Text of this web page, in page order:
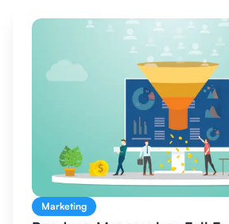
Marketing